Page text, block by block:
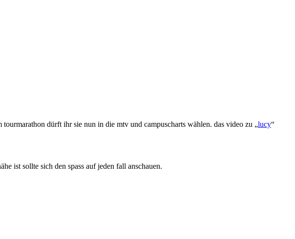
tourmarathon dürft ihr sie nun in die mtv und campuscharts wählen. das video zu „lucy“
ist sollte sich den spass auf jeden fall anschauen.